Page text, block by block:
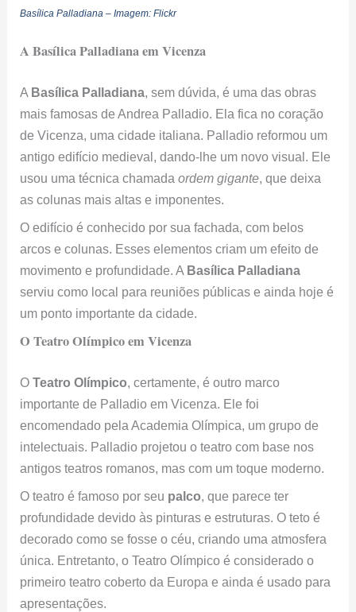
Basílica Palladiana – Imagem:Flickr
A Basílica Palladiana em Vicenza
A Basílica Palladiana, sem dúvida, é uma das obras
mais famosas de Andrea Palladio. Ela fica no coração
de Vicenza, uma cidade italiana. Palladio reformou um
antigo edifício medieval, dando-lhe um novo visual. Ele
usou uma técnica chamadaordem gigante, que deixa
as colunas mais altas e imponentes.
O edifício é conhecido por sua fachada, com belos
arcos e colunas. Esses elementos criam um efeito de
movimento e profundidade. A Basílica Palladiana
serviu como local para reuniões públicas e ainda hoje é
um ponto importante da cidade.
O Teatro Olímpico em Vicenza
OTeatro Olímpico, certamente, é outro marco
importante de Palladio em Vicenza. Ele foi
encomendado pela Academia Olímpica, um grupo de
intelectuais. Palladio projetou o teatro com base nos
antigos teatros romanos, mas com um toque moderno.
O teatro é famoso por seu palco, que parece ter
profundidade devido às pinturas e estruturas. O teto é
decorado como se fosse o céu, criando uma atmosfera
única. Entretanto, o Teatro Olímpico é considerado o
primeiro teatro coberto da Europa e ainda é usado para
apresentações.